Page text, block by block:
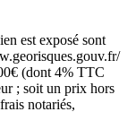
est exposé sont
(dont 4% TTC
; soit un prix hors
notariés,